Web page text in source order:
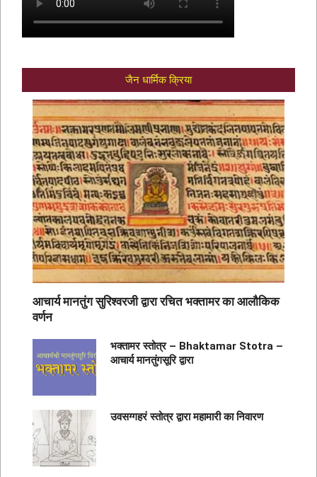
जैन धार्मिक क्रिया
आचार्य मानतुंग सुरिश्वरजी द्वारा रचित भक्तामर का आलौकिक
वर्णन
भक्तामर स्तोत्र – Bhaktamar Stotra –
आचार्य मानतुंगसूरि द्वारा
उवसग्गहरं स्तोत्र द्वारा महामारी का निवारण